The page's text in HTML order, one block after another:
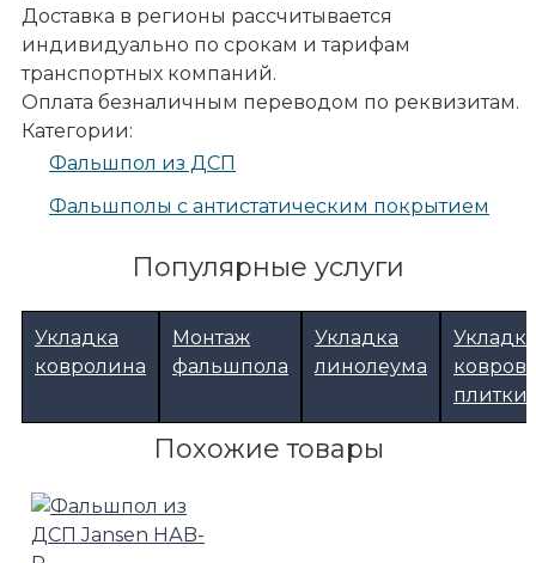
Фальшполы
Фальшпол из ДСП
Доставка в регионы рассчитывается
индивидуально по срокам и тарифам
транспортных компаний.
Оплата безналичным переводом по реквизитам.
Категории:
Фальшпол из ДСП
Фальшполы с антистатическим покрытием
Популярные услуги
Укладка
ковролина
Монтаж
фальшпола
Укладка
линолеума
Укладка
плитки
Похожие товары